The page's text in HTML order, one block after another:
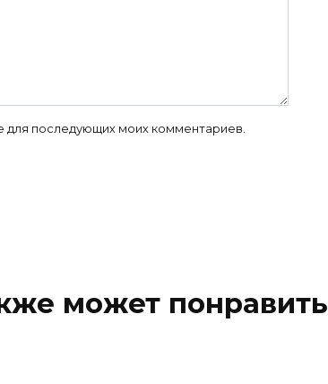
для последующих моих комментариев.
может